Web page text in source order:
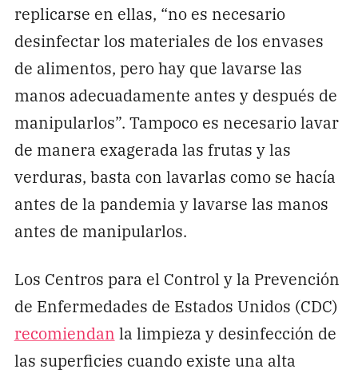
replicarse en ellas, “no es necesario
desinfectar los materiales de los envases
de alimentos, pero hay que lavarse las
manos adecuadamente antes y después de
manipularlos”. Tampoco es necesario lavar
de manera exagerada las frutas y las
verduras, basta con lavarlas como se hacía
antes de la pandemia y lavarse las manos
antes de manipularlos.
Los Centros para el Control y la Prevención
de Enfermedades de Estados Unidos (CDC)
recomiendan la limpieza y desinfección de
las superficies cuando existe una alta